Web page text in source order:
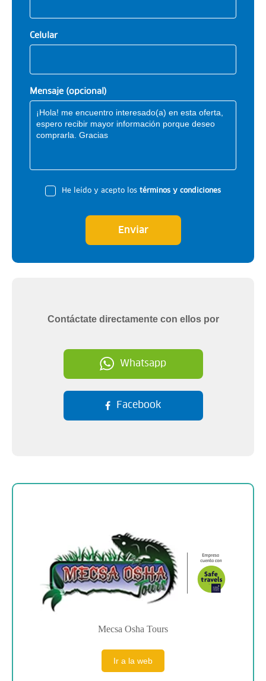
Celular
Mensaje (opcional)
He leído y acepto los términos y condiciones
Enviar
Contáctate directamente con ellos por
Whatsapp
Facebook
Mecsa Osha Tours
Ir a la web